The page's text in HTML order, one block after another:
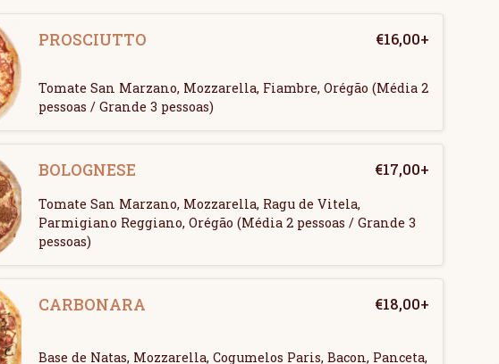
PROSCIUTTO €16,00+
Tomate San Marzano, Mozzarella, Fiambre, Orégão (Média 2
pessoas / Grande 3 pessoas)
BOLOGNESE €17,00+
Tomate San Marzano, Mozzarella, Ragu de Vitela,
Parmigiano Reggiano, Orégão (Média 2 pessoas / Grande 3
pessoas)
CARBONARA €18,00+
Base de Natas, Mozzarella, Cogumelos Paris, Bacon, Panceta,